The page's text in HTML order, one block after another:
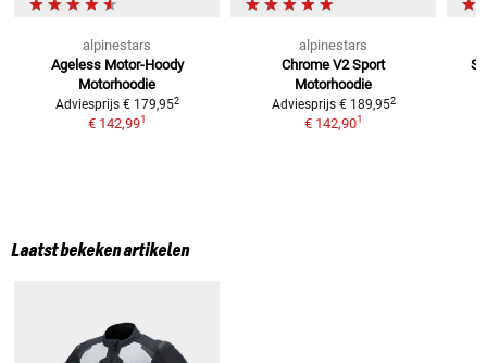
alpinestars
Ageless Motor-Hoody
Motorhoodie
Adviesprijs € 179,952
€ 142,991
alpinestars
Chrome V2 Sport
Motorhoodie
Adviesprijs € 189,952
€ 142,901
Laatst bekeken artikelen